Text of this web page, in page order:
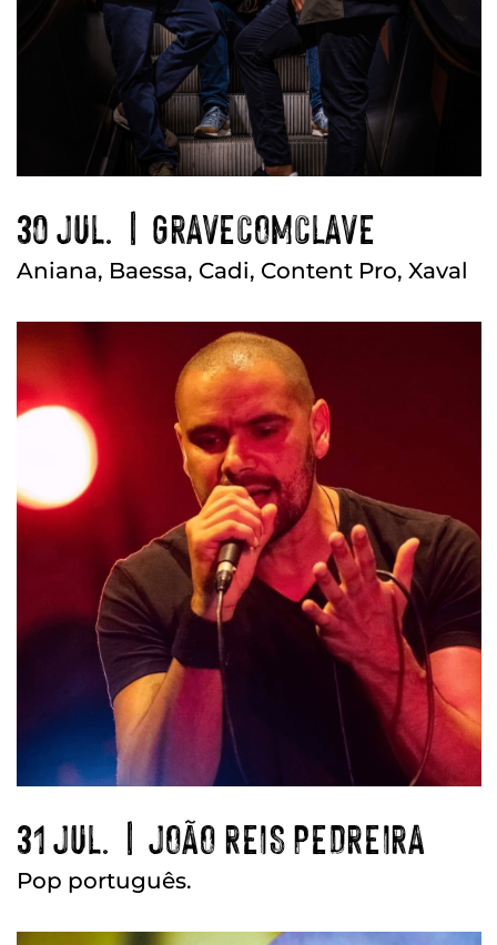
30 JUL. | GRAVECOMCLAVE
Aniana, Baessa, Cadi, Content Pro, Xaval
31 JUL. | JOÃO REIS PEDREIRA
Pop português.